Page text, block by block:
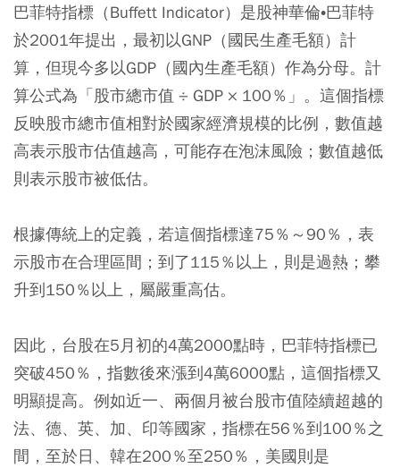
巴菲特指標（Buffett Indicator）是股神華倫•巴菲特
於2001年提出，最初以GNP（國民生產毛額）計
算，但現今多以GDP（國內生產毛額）作為分母。計
算公式為「股市總市值 ÷ GDP × 100％」。這個指標
反映股市總市值相對於國家經濟規模的比例，數值越
高表示股市估值越高，可能存在泡沫風險；數值越低
則表示股市被低估。
根據傳統上的定義，若這個指標達75％～90％，表
示股市在合理區間；到了115％以上，則是過熱；攀
升到150％以上，屬嚴重高估。
因此，台股在5月初的4萬2000點時，巴菲特指標已
突破450％，指數後來漲到4萬6000點，這個指標又
明顯提高。例如近一、兩個月被台股市值陸續超越的
法、德、英、加、印等國家，指標在56％到100％之
間，至於日、韓在200％至250％，美國則是